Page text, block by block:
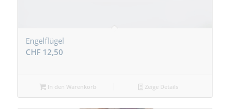
Engelflügel
CHF12,50
In den Warenkorb Zeige Details